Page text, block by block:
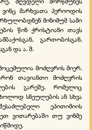
მარხვათა პერიოდის
მინიმუმ სამი
წინ ქრისტიანი თავს
გართობისგან,
და ა. შ.
მოძღვრის მიერ.
თავიანთი მოძღვრის
გარეშე, რომელიც
სნეულების ან სხვა
ეპითიმიის
ვითარებაში თუ ვინმე